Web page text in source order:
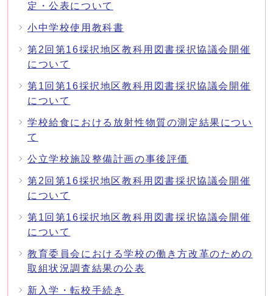
定・公表について
小中学校使用教科書
第2回第16採択地区教科用図書採択協議会開催
について
第1回第16採択地区教科用図書採択協議会開催
について
学校給食における放射性物質の測定結果につい
て
公立学校施設整備計画の事後評価
第2回第16採択地区教科用図書採択協議会開催
について
第1回第16採択地区教科用図書採択協議会開催
について
教育委員会における学校の働き方改革のための
取組状況調査結果の公表
新入学・転校手続き